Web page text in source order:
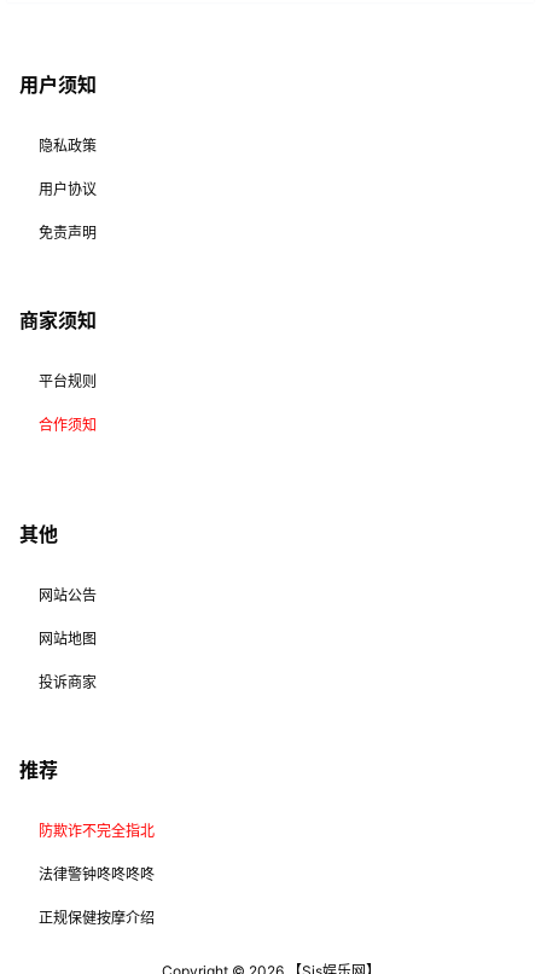
用户须知
隐私政策
用户协议
免责声明
商家须知
平台规则
合作须知
其他
网站公告
网站地图
投诉商家
推荐
防欺诈不完全指北
法律警钟咚咚咚咚
正规保健按摩介绍